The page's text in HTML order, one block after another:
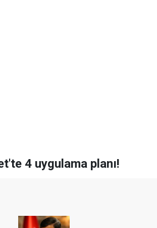
4 uygulama planı!